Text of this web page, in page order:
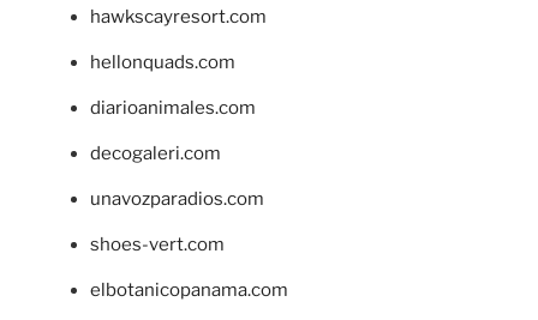
hawkscayresort.com
hellonquads.com
diarioanimales.com
decogaleri.com
unavozparadios.com
shoes-vert.com
elbotanicopanama.com